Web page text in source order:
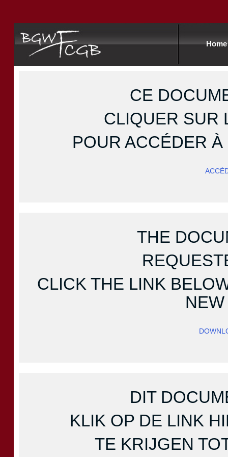
Home
CE
CLIQUER SUR
POUR ACCÉDER
THE
CLICK THE LINK
DIT
KLIK OP DE LINK
TE KRIJGEN